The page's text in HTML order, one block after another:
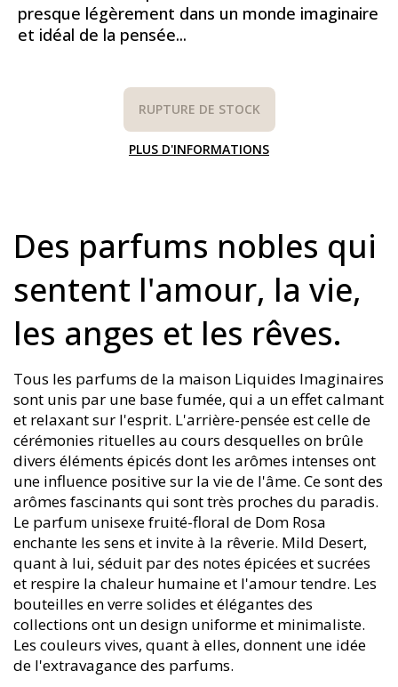
presque légèrement dans un monde imaginaire
et idéal de la pensée...
RUPTURE DE STOCK
PLUS D'INFORMATIONS
Des parfums nobles qui
sentent l'amour, la vie,
les anges et les rêves.
Tous les parfums de la maison Liquides Imaginaires
sont unis par une base fumée, qui a un effet calmant
et relaxant sur l'esprit. L'arrière-pensée est celle de
cérémonies rituelles au cours desquelles on brûle
divers éléments épicés dont les arômes intenses ont
une influence positive sur la vie de l'âme. Ce sont des
arômes fascinants qui sont très proches du paradis.
Le parfum unisexe fruité-floral de Dom Rosa
enchante les sens et invite à la rêverie. Mild Desert,
quant à lui, séduit par des notes épicées et sucrées
et respire la chaleur humaine et l'amour tendre. Les
bouteilles en verre solides et élégantes des
collections ont un design uniforme et minimaliste.
Les couleurs vives, quant à elles, donnent une idée
de l'extravagance des parfums.